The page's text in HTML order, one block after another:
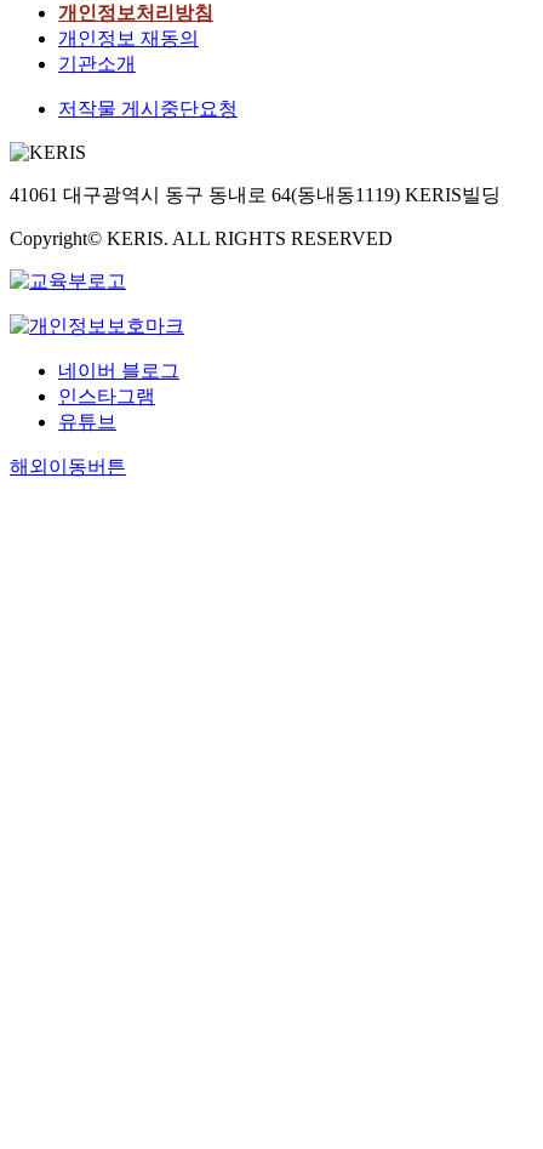
개인정보처리방침
개인정보 재동의
기관소개
저작물 게시중단요청
41061 대구광역시 동구 동내로 64(동내동1119) KERIS빌딩
Copyright© KERIS. ALL RIGHTS RESERVED
네이버 블로그
인스타그램
유튜브
해외이동버튼